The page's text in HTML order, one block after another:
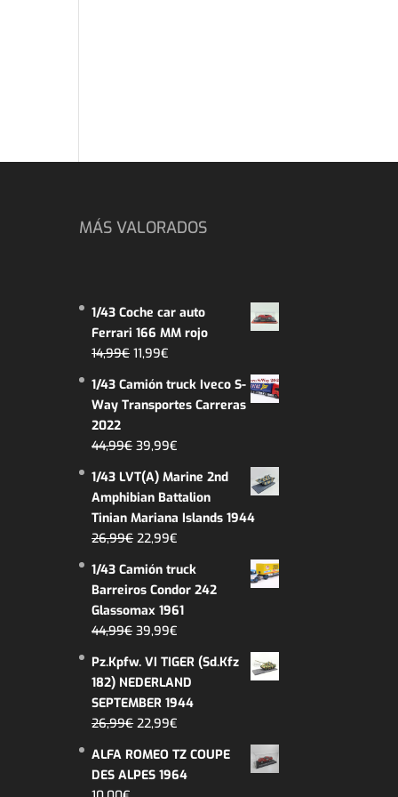
MÁS VALORADOS
1/43 Coche car auto
Ferrari 166 MM rojo
14,99€ El
original
era:
11,99€
actual
es:
1/43 Camión truck Iveco S-
Way Transportes Carreras
2022
44,99€ El
original
era:
44,99€.
39,99€
actual
es:
39,99€.
1/43 LVT(A) Marine 2nd
Amphibian Battalion
Tinian Mariana Islands 1944
26,99€ El
original
era:
26,99€.
22,99€
actual
es:
22,99€.
1/43 Camión truck
Barreiros Condor 242
Glassomax 1961
44,99€ El
original
era:
44,99€.
39,99€
actual
es:
39,99€.
Pz.Kpfw. VI TIGER (Sd.Kfz
182) NEDERLAND
SEPTEMBER 1944
26,99€ El
original
era:
22,99€
actual
es:
ALFA ROMEO TZ COUPE
DES ALPES 1964